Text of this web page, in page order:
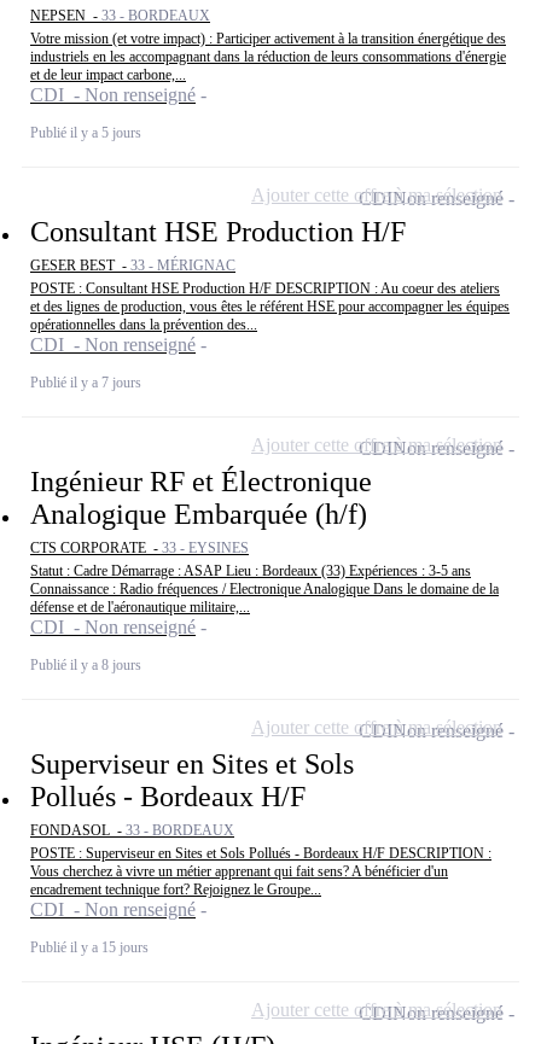
NEPSEN - 33 - BORDEAUX
Votre mission (et votre impact) : Participer activement à la transition énergétique des
industriels en les accompagnant dans la réduction de leurs consommations d'énergie
et de leur impact carbone,...
CDI - Non renseigné
Publié il y a 5 jours
Consultant HSE Production H/F
GESER BEST - 33 - MÉRIGNAC
POSTE : Consultant HSE Production H/F DESCRIPTION : Au coeur des ateliers
et des lignes de production, vous êtes le référent HSE pour accompagner les équipes
opérationnelles dans la prévention des...
CDI - Non renseigné
Publié il y a 7 jours
CDINon renseigné
Ajouter cette offre à ma sélection
Ingénieur RF et Électronique
Analogique Embarquée (h/f)
CTS CORPORATE - 33 - EYSINES
Statut : Cadre Démarrage : ASAP Lieu : Bordeaux (33) Expériences : 3-5 ans
Connaissance : Radio fréquences / Electronique Analogique Dans le domaine de la
défense et de l'aéronautique militaire,...
CDI - Non renseigné
Publié il y a 8 jours
CDINon renseigné
Ajouter cette offre à ma sélection
Superviseur en Sites et Sols
Pollués - Bordeaux H/F
FONDASOL - 33 - BORDEAUX
POSTE : Superviseur en Sites et Sols Pollués - Bordeaux H/F DESCRIPTION :
Vous cherchez à vivre un métier apprenant qui fait sens? A bénéficier d'un
encadrement technique fort? Rejoignez le Groupe...
CDI - Non renseigné
Publié il y a 15 jours
CDINon renseigné
Ajouter cette offre à ma sélection
CDINon renseigné
Ajouter cette offre à ma sélection